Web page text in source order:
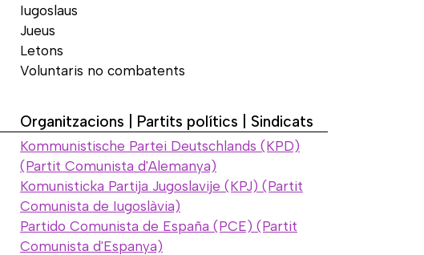
Iugoslaus
Jueus
Letons
Voluntaris no combatents
Organitzacions | Partits polítics | Sindicats
Kommunistische Partei Deutschlands (KPD)
(Partit Comunista d'Alemanya)
Komunisticka Partija Jugoslavije (KPJ) (Partit
Comunista de Iugoslàvia)
Partido Comunista de España (PCE) (Partit
Comunista d'Espanya)